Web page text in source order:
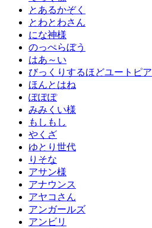
とあるかぞく
とわとわさん
にな神様
のっぺらぼう
はあ～い
びっくりするほどユートピア
ほんとはね
ぽぽぽ
みみくい様
もしもし
やくざ
ゆとり世代
りそな
アサン様
アナウンス
アヤコさん
アンガールズ
アンビリ